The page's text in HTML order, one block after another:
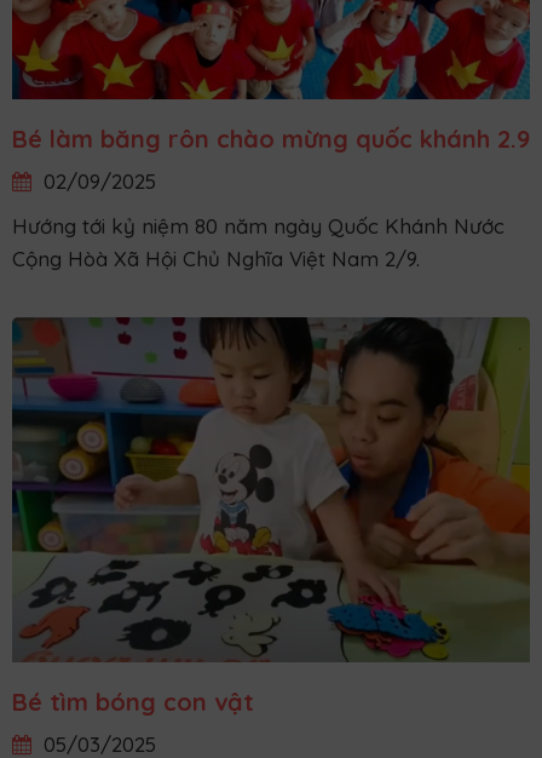
Bé làm băng rôn chào mừng quốc khánh 2.9
02/09/2025
Hướng tới kỷ niệm 80 năm ngày Quốc Khánh Nước
Cộng Hòà Xã Hội Chủ Nghĩa Việt Nam 2/9.
Bé tìm bóng con vật
05/03/2025